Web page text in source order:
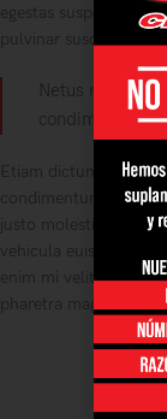
egestas suspendisse
pulvinar suscipit
Netus nisi
condimentum
Etiam dictumst
condimentum in a
justo molestie
vehicula euismod a
enim mi velit at cum.
pharetra magna